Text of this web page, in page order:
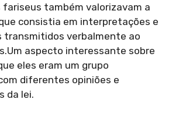
fariseus também valorizavam a
consistia em interpretações e
transmitidos verbalmente ao
aspecto interessante sobre
eles eram um grupo
diferentes opiniões e
da lei.